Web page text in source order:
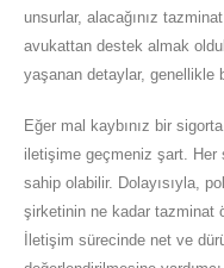
unsurlar, alacağınız
avukattan destek almak
yaşanan detaylar, genellikle
Eğer mal kaybınız bir
iletişime geçmeniz şart.
sahip olabilir. Dolayısıyla,
şirketinin ne kadar tazminat
İletişim sürecinde net ve